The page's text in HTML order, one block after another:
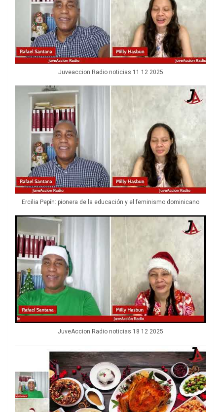
Juveaccion Radio noticias 11 12 2025
Ercilia Pepín: pionera de la educación y el feminismo dominicano
JuveAccion Radio noticias 18 12 2025